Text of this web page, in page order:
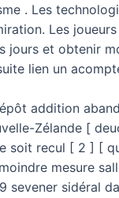
. Les
Les
jours et obtenir
lien un
addition
Zélande [
recul [ 2 ] [
mesure
sevener sidéral